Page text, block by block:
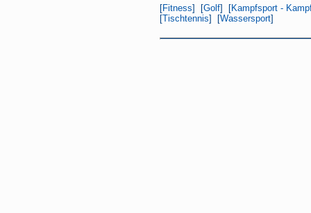
[Fitness] [Golf] [Kampfsport -
[Tischtennis] [Wassersport]